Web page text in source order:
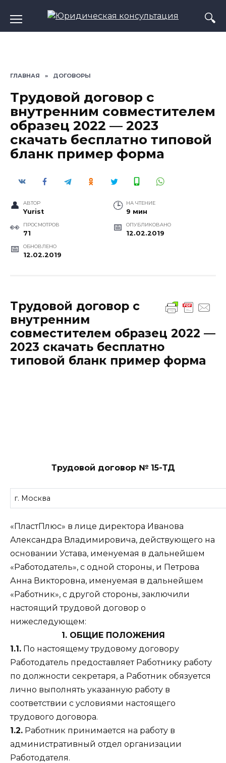
содержанию
ГЛАВНАЯ » ДОГОВОРЫ
Трудовой договор с
внутренним совместителем
образец 2022 — 2023
скачать бесплатно типовой
бланк пример форма
АВТОР
Yurist
НА ЧТЕНИЕ
9 мин
ПРОСМОТРОВ
71
ОПУБЛИКОВАНО
12.02.2019
ОБНОВЛЕНО
12.02.2019
Трудовой договор с
внутренним
совместителем образец 2022 —
2023 скачать бесплатно
типовой бланк пример форма
Трудовой договор № 15-ТД
г. Москва
«ПластПлюс» в лице директора Иванова
Александра Владимировича, действующего на
основании Устава, именуемая в дальнейшем
«Работодатель», с одной стороны, и Петрова
Анна Викторовна, именуемая в дальнейшем
«Работник», с другой стороны, заключили
настоящий трудовой договор о
нижеследующем:
1. ОБЩИЕ ПОЛОЖЕНИЯ
1.1. По настоящему трудовому договору
Работодатель предоставляет Работнику работу
по должности секретаря, а Работник обязуется
лично выполнять указанную работу в
соответствии с условиями настоящего
трудового договора.
1.2. Работник принимается на работу в
административный отдел организации
Работодателя.